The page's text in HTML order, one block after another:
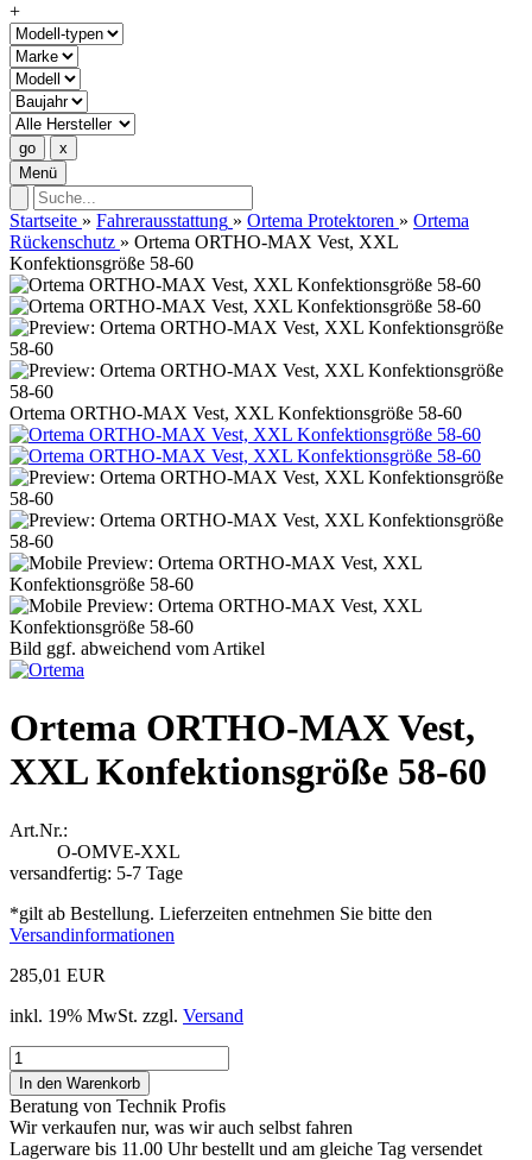
+
Menü
Startseite » Fahrerausstattung » Ortema Protektoren » Ortema
Rückenschutz » Ortema ORTHO-MAX Vest, XXL
Konfektionsgröße 58-60
Ortema ORTHO-MAX Vest, XXL Konfektionsgröße 58-60
Bild ggf. abweichend vom Artikel
Ortema ORTHO-MAX Vest,
XXL Konfektionsgröße 58-60
Art.Nr.:
O-OMVE-XXL
versandfertig: 5-7 Tage
*gilt ab Bestellung. Lieferzeiten entnehmen Sie bitte den
Versandinformationen
285,01 EUR
inkl. 19% MwSt. zzgl. Versand
Beratung von Technik Profis
Wir verkaufen nur, was wir auch selbst fahren
Lagerware bis 11.00 Uhr bestellt und am gleiche Tag versendet